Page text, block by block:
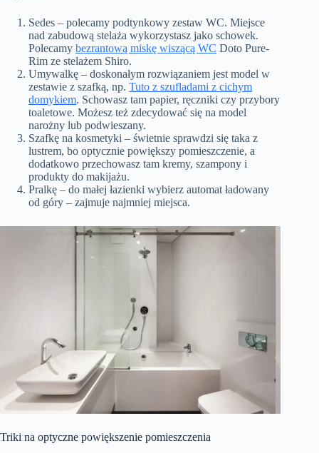
Sedes – polecamy podtynkowy zestaw WC. Miejsce
nad zabudową stelaża wykorzystasz jako schowek.
Polecamy bezrantową miskę wiszącą WC Doto Pure-
Rim ze stelażem Shiro.
Umywalkę – doskonałym rozwiązaniem jest model w
zestawie z szafką, np. Tuto z szufladami z cichym
domykiem. Schowasz tam papier, ręczniki czy przybory
toaletowe. Możesz też zdecydować się na model
narożny lub podwieszany.
Szafkę na kosmetyki – świetnie sprawdzi się taka z
lustrem, bo optycznie powiększy pomieszczenie, a
dodatkowo przechowasz tam kremy, szampony i
produkty do makijażu.
Pralkę – do małej łazienki wybierz automat ładowany
od góry – zajmuje najmniej miejsca.
Triki na optyczne powiększenie pomieszczenia